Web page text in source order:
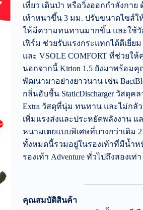
เที่ยว เดินป่า หรือวิ่งออกกำลังกา
เท้าหนาขึ้น 3 มม. ปรับขนาดไซส์ใ
ให้มีความทนทานมากขึ้น และใช้วั
เฟิร์ม ช่วยรับแรงกระแทกได้ดีเยี่ย
และ VSOLE COMFORT ที่ช่วยใ
นอกจากนี้ Kirion 1.5 ยังมาพร้อม
พัฒนามาอย่างยาวนาน เช่น
กลิ่นอับชื้น StaticDischarger วัสดุค
Extra วัสดุที่นุ่ม ทนทาน และไม่กลัว
เพิ่มแรงส่งและประหยัดพลังงาน แล
หนามเตยแบบพิเศษที่บางกว่าเดิม 2
ทั้งหมดนี้รวมอยู่ในรองเท้าที่มีน้ำหนั
รองเท้า Adventure ทั่วไปถึงสองเท่า
คุณสมบัติสินค้า